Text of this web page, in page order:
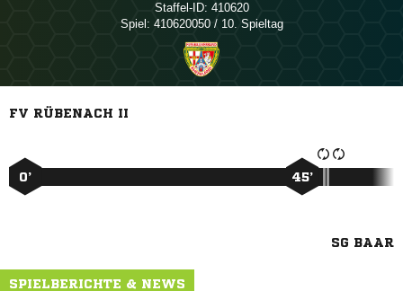
Staffel-ID: 410620
Spiel: 410620050 / 10. Spieltag
FV RÜBENACH II
0’ 45’
SG BAAR
SPIELBERICHTE & NEWS